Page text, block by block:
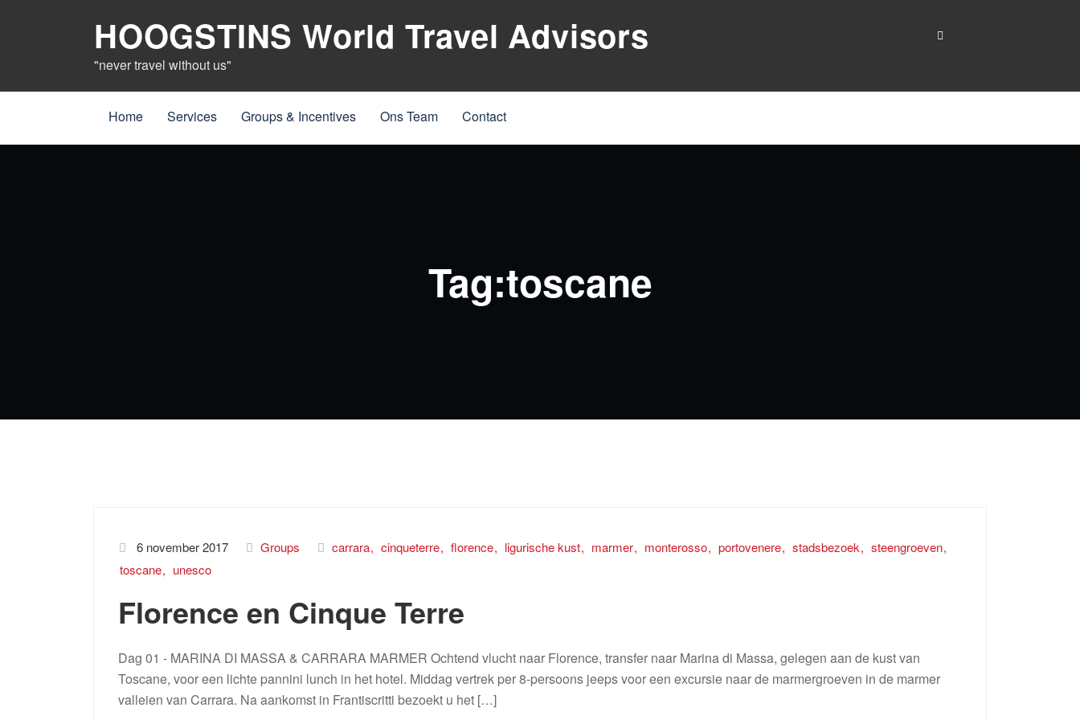
HOOGSTINS World Travel Advisors
"never travel without us"
Home Services Groups & Incentives Ons Team Contact
Tag:toscane
6 november 2017 Groups carrara cinqueterre florence ligurische kust marmer monterosso portovenere stadsbezoek
steengroeven
toscane
unesco
Florence en Cinque Terre
Dag 01 - MARINA DI MASSA & CARRARA MARMER Ochtend vlucht naar Florence, transfer naar Marina di Massa, gelegen aan de kust van
Toscane, voor een lichte pannini lunch in het hotel. Middag vertrek per 8-persoons jeeps voor een excursie naar de marmergroeven in de marmer
valleien van Carrara. Na aankomst in Frantiscritti bezoekt u het […]